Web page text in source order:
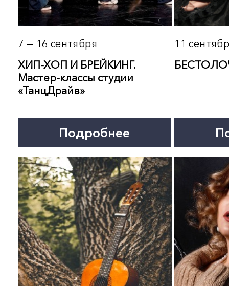
26 сентября 13:00
БОЛЬШОЙ ПРАЗДНИЧНЫЙ
КОНЦЕРТ К ОТКРЫТИЮ
СЕЗОНА
Подробнее
26 сентября 19:00
ДОКТОР ЗНАЕТ ВСЁ.
Спектакль
Подробнее